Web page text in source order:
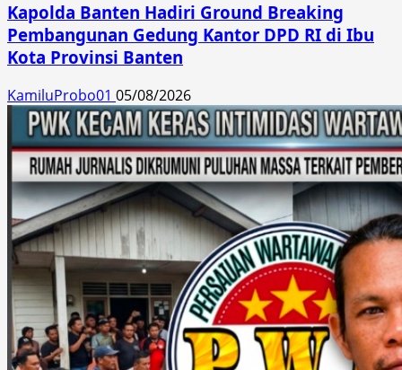
Kapolda Banten Hadiri Ground Breaking
Pembangunan Gedung Kantor DPD RI di Ibu
Kota Provinsi Banten
KamiluProbo01 05/08/2026